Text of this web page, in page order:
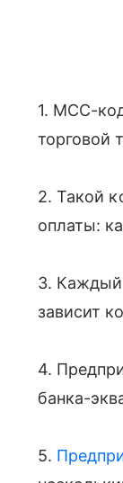
1. MCC-
торговой
2. Такой
оплаты:
3. Каждый
зависит
4.
банка-
5.